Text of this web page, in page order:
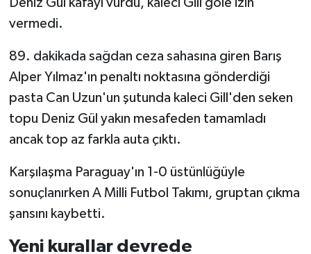
vermedi.
89. dakikada sağdan ceza sahasına giren Barış
Alper Yılmaz'ın penaltı noktasına gönderdiği
pasta Can Uzun'un şutunda kaleci Gill'den seken
topu Deniz Gül yakın mesafeden tamamladı
ancak top az farkla auta çıktı.
Karşılaşma Paraguay'ın 1-0 üstünlüğüyle
sonuçlanırken A Milli Futbol Takımı, gruptan çıkma
şansını kaybetti.
Yeni kurallar devrede